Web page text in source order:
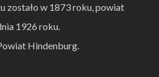
zostało w 1873 roku, powiat
1926 roku.
Hindenburg.